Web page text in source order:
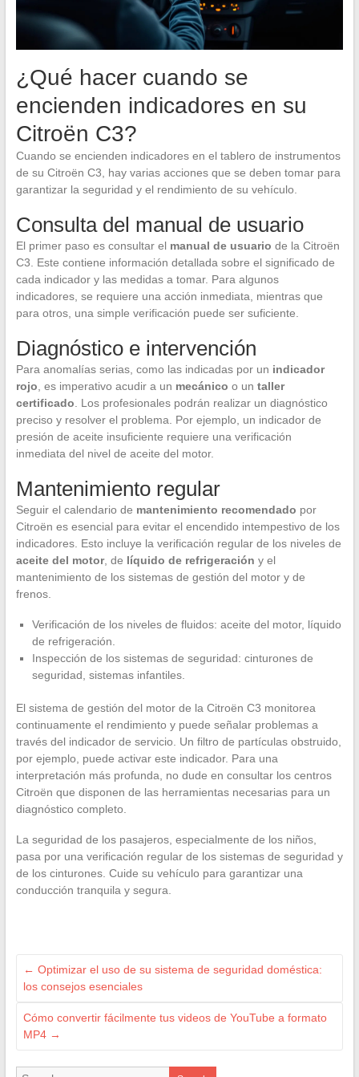
¿Qué hacer cuando se
encienden indicadores en su
Citroën C3?
Cuando se encienden indicadores en el tablero de instrumentos
de su Citroën C3, hay varias acciones que se deben tomar para
garantizar la seguridad y el rendimiento de su vehículo.
Consulta del manual de usuario
El primer paso es consultar el manual de usuario de la Citroën
C3. Este contiene información detallada sobre el significado de
cada indicador y las medidas a tomar. Para algunos
indicadores, se requiere una acción inmediata, mientras que
para otros, una simple verificación puede ser suficiente.
Diagnóstico e intervención
Para anomalías serias, como las indicadas por un indicador
rojo, es imperativo acudir a un mecánico o un taller
certificado. Los profesionales podrán realizar un diagnóstico
preciso y resolver el problema. Por ejemplo, un indicador de
presión de aceite insuficiente requiere una verificación
inmediata del nivel de aceite del motor.
Mantenimiento regular
Seguir el calendario de mantenimiento recomendado por
Citroën es esencial para evitar el encendido intempestivo de los
indicadores. Esto incluye la verificación regular de los niveles de
aceite del motor, de líquido de refrigeración y el
mantenimiento de los sistemas de gestión del motor y de
frenos.
Verificación de los niveles de fluidos: aceite del motor, líquido
de refrigeración.
Inspección de los sistemas de seguridad: cinturones de
seguridad, sistemas infantiles.
El sistema de gestión del motor de la Citroën C3 monitorea
continuamente el rendimiento y puede señalar problemas a
través del indicador de servicio. Un filtro de partículas obstruido,
por ejemplo, puede activar este indicador. Para una
interpretación más profunda, no dude en consultar los centros
Citroën que disponen de las herramientas necesarias para un
diagnóstico completo.
La seguridad de los pasajeros, especialmente de los niños,
pasa por una verificación regular de los sistemas de seguridad y
de los cinturones. Cuide su vehículo para garantizar una
conducción tranquila y segura.
← Optimizar el uso de su sistema de seguridad doméstica:
los consejos esenciales
Cómo convertir fácilmente tus videos de YouTube a formato
MP4 →